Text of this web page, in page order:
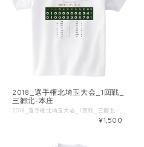
2018_選手権北埼玉大会_1回戦_
三郷北-本庄
¥1,500